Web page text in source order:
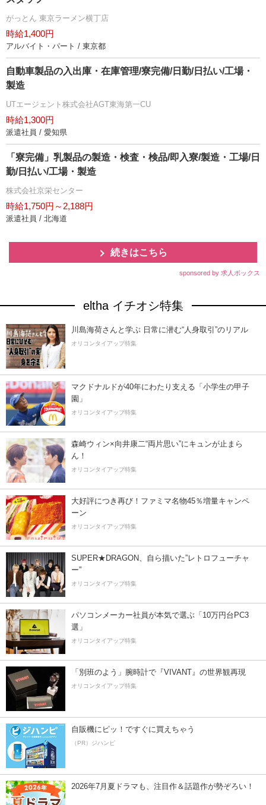
がっとん 東京ラーメン横丁店
時給1,400円
アルバイト・パート / 東京都
自動車製品の入出庫・在庫管理/寮完備/日勤/日払い/工場・
製造
UTエージェント株式会社AGT東海第一CU
時給1,300円
派遣社員 / 愛知県
「寮完備」乳製品の製造・検査・検品/即入寮/製造・工場/日
勤/日払い/工場・製造
株式会社京栄センター
時給1,750円～2,188円
派遣社員 / 北海道
続きはこちら
sponsored by 求人ボックス
eltha イチオシ特集
川島海荷さんと学ぶ 日常に潜む“人身取引”のリアル
オリコンタイアップ特集
マクドナルドが40年にわたり支える「小学生の甲子
園」
オリコンタイアップ特集
森崎ウィン×向井康二“両片思い”にキュンが止まら
ん！
オリコンタイアップ特集
大好評につき再び！ファミマ名物45％増量キャンペ
ーン
オリコンタイアップ特集
SUPER★DRAGON、自ら描いた”レトロフューチャ
ー”
オリコンタイアップ特集
パソコンメーカー社員が本気で選ぶ「10万円台PC3
選」
オリコンタイアップ特集
「別班のよう」腕時計で『VIVANT』の世界観再現
オリコンタイアップ特集
自販機にピッ！ですぐに買えちゃう
（PR）ジハンピ
2026年7月夏ドラマも、注目作＆話題作が勢ぞろい！